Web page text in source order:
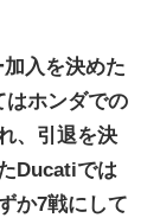
ク
ニ
入を決めた
はホンダでの
、引退を決
Ducatiでは
か7戦にして